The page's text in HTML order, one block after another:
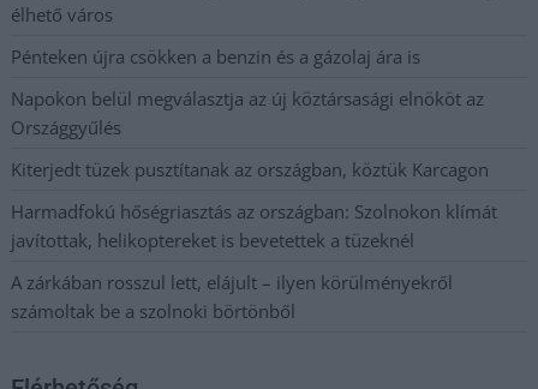
élhető város
Pénteken újra csökken a benzin és a gázolaj ára is
Napokon belül megválasztja az új köztársasági elnököt az
Országgyűlés
Kiterjedt tüzek pusztítanak az országban, köztük Karcagon
Harmadfokú hőségriasztás az országban: Szolnokon klímát
javítottak, helikoptereket is bevetettek a tüzeknél
A zárkában rosszul lett, elájult – ilyen körülményekről
számoltak be a szolnoki börtönből